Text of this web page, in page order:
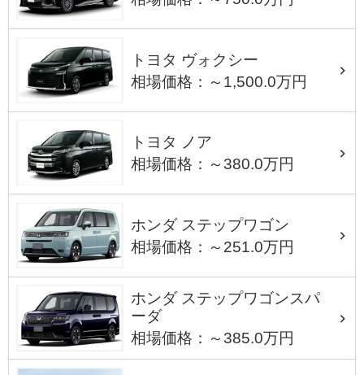
トヨタ ヴォクシー
相場価格：～1,500.0万円
トヨタ ノア
相場価格：～380.0万円
ホンダ ステップワゴン
相場価格：～251.0万円
ホンダ ステップワゴンスパ
ーダ
相場価格：～385.0万円